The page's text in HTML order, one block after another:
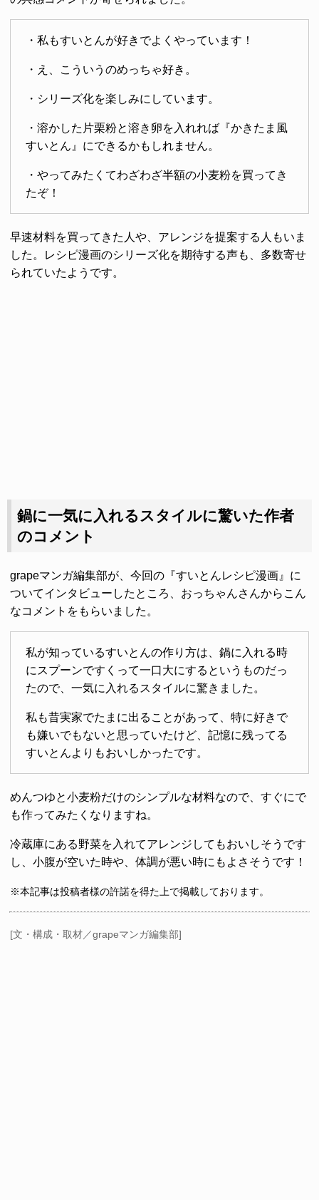
・私もすいとんが好きでよくやっています！
・え、こういうのめっちゃ好き。
・シリーズ化を楽しみにしています。
・溶かした片栗粉と溶き卵を入れれば『かきたま風
すいとん』にできるかもしれません。
・やってみたくてわざわざ半額の小麦粉を買ってき
たぞ！
早速材料を買ってきた人や、アレンジを提案する人もいま
した。レシピ漫画のシリーズ化を期待する声も、多数寄せ
られていたようです。
鍋に一気に入れるスタイルに驚いた作者
のコメント
grapeマンガ編集部が、今回の『すいとんレシピ漫画』に
ついてインタビューしたところ、おっちゃんさんからこん
なコメントをもらいました。
私が知っているすいとんの作り方は、鍋に入れる時
にスプーンですくって一口大にするというものだっ
たので、一気に入れるスタイルに驚きました。
私も昔実家でたまに出ることがあって、特に好きで
も嫌いでもないと思っていたけど、記憶に残ってる
すいとんよりもおいしかったです。
めんつゆと小麦粉だけのシンプルな材料なので、すぐにで
も作ってみたくなりますね。
冷蔵庫にある野菜を入れてアレンジしてもおいしそうです
し、小腹が空いた時や、体調が悪い時にもよさそうです！
※本記事は投稿者様の許諾を得た上で掲載しております。
[文・構成・取材／grapeマンガ編集部]